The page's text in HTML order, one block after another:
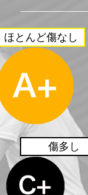
ほとんど傷なし
傷多し